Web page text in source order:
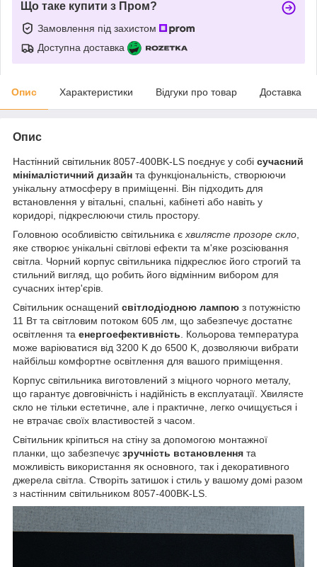
Що таке купити з Пром?
Замовлення під захистом
Доступна доставка
Опис Характеристики Відгуки про товар Доставка
Опис
Настінний світильник 8057-400BK-LS поєднує у собі сучасний
мінімалістичний дизайн та функціональність, створюючи
унікальну атмосферу в приміщенні. Він підходить для
встановлення у вітальні, спальні, кабінеті або навіть у
коридорі, підкреслюючи стиль простору.
Головною особливістю світильника є хвилясте прозоре скло
яке створює унікальні світлові ефекти та м'яке розсіювання
світла. Чорний корпус світильника підкреслює його строгий та
стильний вигляд, що робить його відмінним вибором для
сучасних інтер'єрів.
Світильник оснащений світлодіодною лампою з потужністю
11 Вт та світловим потоком 605 лм, що забезпечує достатнє
освітлення та енергоефективність . Кольорова температура
може варіюватися від 3200 K до 6500 K, дозволяючи вибрати
найбільш комфортне освітлення для вашого приміщення.
Корпус світильника виготовлений з міцного чорного металу,
що гарантує довговічність і надійність в експлуатації. Хвилясте
скло не тільки естетичне, але і практичне, легко очищується і
не втрачає своїх властивостей з часом.
Світильник кріпиться на стіну за допомогою монтажної
планки, що забезпечує зручність встановлення та
можливість використання як основного, так і декоративного
джерела світла. Створіть затишок і стиль у вашому домі разом
з настінним світильником 8057-400BK-LS.